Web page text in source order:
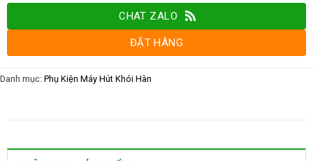
CHAT ZALO
ĐẶT HÀNG
Danh mục: Phụ Kiện Máy Hút Khói Hàn